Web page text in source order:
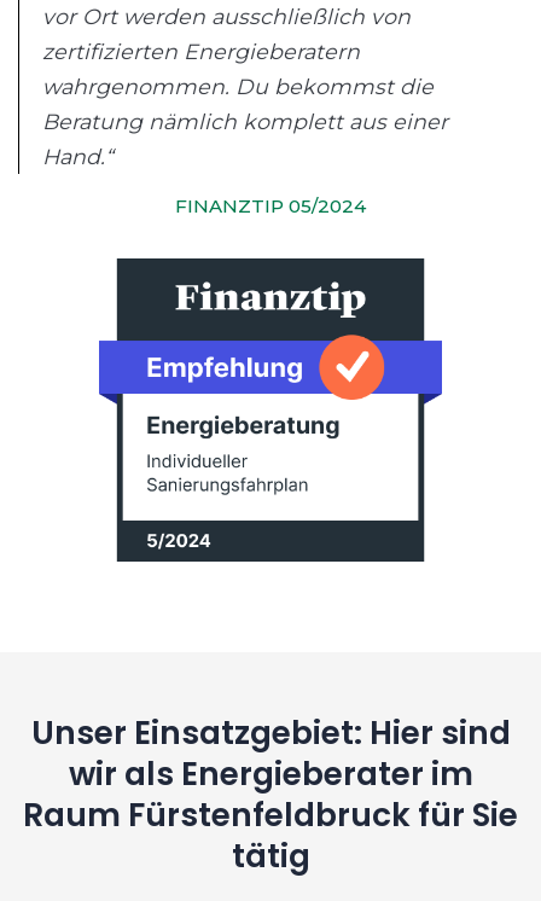
vor Ort werden ausschließlich von
zertifizierten Energieberatern
wahrgenommen. Du bekommst die
Beratung nämlich komplett aus einer
Hand.“
FINANZTIP 05/2024
Unser Einsatzgebiet: Hier sind
wir als Energieberater im
Raum Fürstenfeldbruck für Sie
tätig